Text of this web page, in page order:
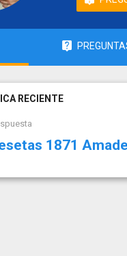
RECIENTE
1871